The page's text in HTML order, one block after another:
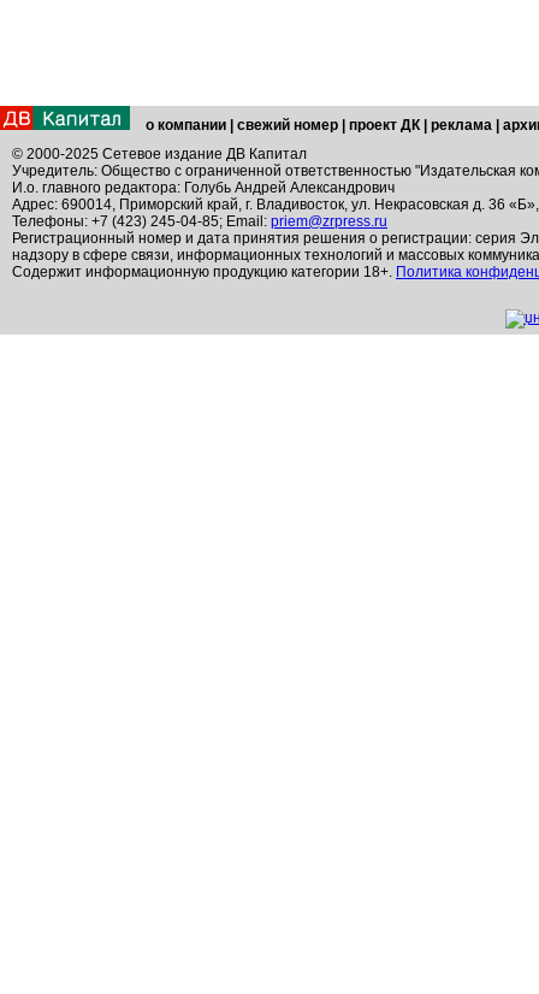
о компании свежий номер проект ДК реклама
© 2000-2025 Сетевое издание ДВ Капитал
Учредитель: Общество с ограниченной ответственностью "Издательская
И.о. главного редактора: Голубь Андрей Александрович
Адрес: 690014, Приморский край, г. Владивосток, ул. Некрасовская д. 36
Телефоны: +7 (423) 245-04-85; Email: priem@zrpress.ru
Регистрационный номер и дата принятия решения о регистрации: серия
надзору в сфере связи, информационных технологий и массовых
Содержит информационную продукцию категории 18+. Политика